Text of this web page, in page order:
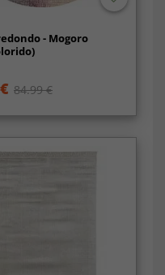
- Mogoro
84.99 €